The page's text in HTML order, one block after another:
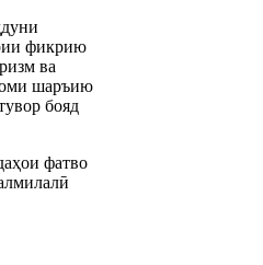
фикрию
ва
шаръию
бояд
фатво